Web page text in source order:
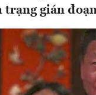
trạng gián